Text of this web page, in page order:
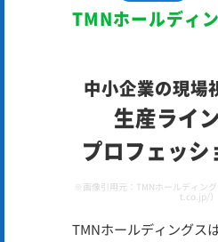
TMNホールディ
中小企業の現場
生産ライ
プロフェッシ
※画像引用元：TMNホールディン
t.co.jp/）
TMNホールディングス